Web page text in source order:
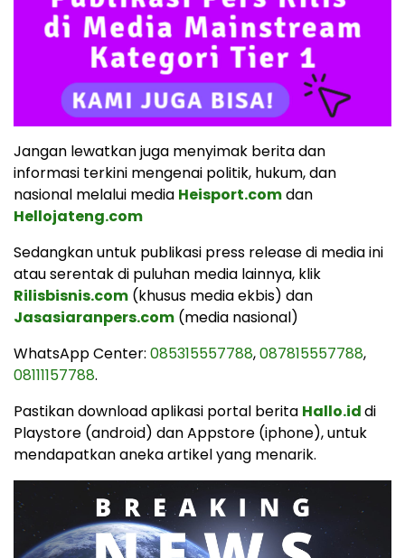
Jangan lewatkan juga menyimak berita dan
informasi terkini mengenai politik, hukum, dan
nasional melalui media Heisport.comdan
Hellojateng.com
Sedangkan untuk publikasi press release di media ini
atau serentak di puluhan media lainnya, klik
Rilisbisnis.com (khusus media ekbis) dan
Jasasiaranpers.com (media nasional)
WhatsApp Center: 085315557788,087815557788,
08111157788.
Pastikan download aplikasi portal berita Hallo.iddi
Playstore (android) dan Appstore (iphone), untuk
mendapatkan aneka artikel yang menarik.